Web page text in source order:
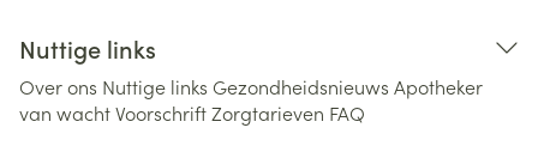
Nuttige links
Over ons Nuttige links Gezondheidsnieuws Apotheker
van wachtVoorschriftZorgtarieven FAQ